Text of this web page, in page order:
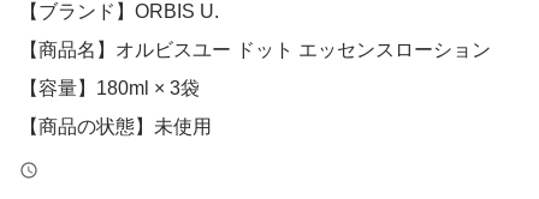
【ブランド】ORBIS U.
【商品名】オルビスユー ドット エッセンスローション
【容量】180ml × 3袋